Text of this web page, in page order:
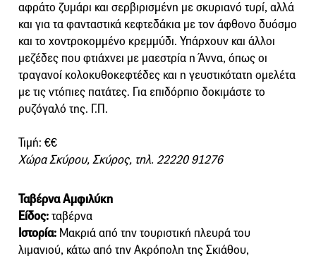
αφράτο ζυμάρι και σερβιρισμένη με σκυριανό τυρί, αλλά
και για τα φανταστικά κεφτεδάκια με τον άφθονο δυόσμο
και το χοντροκομμένο κρεμμύδι. Υπάρχουν και άλλοι
μεζέδες που φτιάχνει με μαεστρία η Άννα, όπως οι
τραγανοί κολοκυθοκεφτέδες και η γευστικότατη ομελέτα
με τις ντόπιες πατάτες. Για επιδόρπιο δοκιμάστε το
ρυζόγαλό της. Γ.Π.
Τιμή: €€
Χώρα Σκύρου, Σκύρος, τηλ. 22220 91276
Ταβέρνα Αμφιλύκη
Είδος:ταβέρνα
Ιστορία: Μακριά από την τουριστική πλευρά του
λιμανιού, κάτω από την Ακρόπολη της Σκιάθου,